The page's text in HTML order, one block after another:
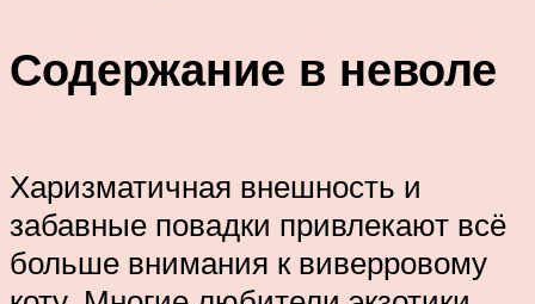
Содержание в неволе
Харизматичная внешность и
забавные повадки привлекают всё
больше внимания к виверровому